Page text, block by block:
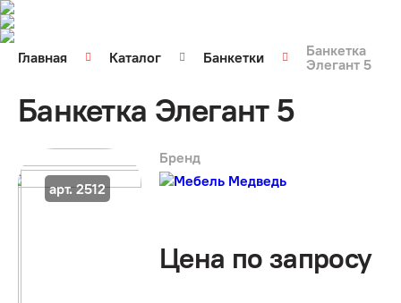
Главная Каталог Банкетки
Банкетка
Элегант 5
Банкетка Элегант 5
арт. 2512
Бренд
Цена по запросу